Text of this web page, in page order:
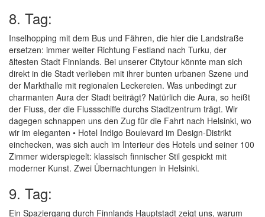
8. Tag:
Inselhopping mit dem Bus und Fähren, die hier die Landstraße
ersetzen: immer weiter Richtung Festland nach Turku, der
ältesten Stadt Finnlands. Bei unserer Citytour könnte man sich
direkt in die Stadt verlieben mit ihrer bunten urbanen Szene und
der Markthalle mit regionalen Leckereien. Was unbedingt zur
charmanten Aura der Stadt beiträgt? Natürlich die Aura, so heißt
der Fluss, der die Flussschiffe durchs Stadtzentrum trägt. Wir
dagegen schnappen uns den Zug für die Fahrt nach Helsinki, wo
wir im eleganten • Hotel Indigo Boulevard im Design-Distrikt
einchecken, was sich auch im Interieur des Hotels und seiner 100
Zimmer widerspiegelt: klassisch finnischer Stil gespickt mit
moderner Kunst. Zwei Übernachtungen in Helsinki.
9. Tag:
Ein Spaziergang durch Finnlands Hauptstadt zeigt uns, warum